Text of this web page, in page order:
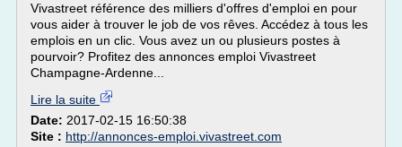
Vivastreet référence des milliers d'offres d'emploi en pour
vous aider à trouver le job de vos rêves. Accédez à tous les
emplois en un clic. Vous avez un ou plusieurs postes à
pourvoir? Profitez des annonces emploi Vivastreet
Champagne-Ardenne...
Lire la suite
Date: 2017-02-15 16:50:38
Site : http://annonces-emploi.vivastreet.com